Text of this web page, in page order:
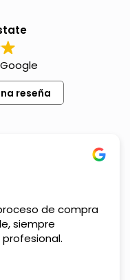
reseña
de compra
siempre